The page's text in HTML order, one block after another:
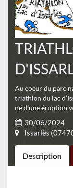
Au coeur du parc
triathlon du lac
né d’une éruption
30/06/2024
Issarlès
Description